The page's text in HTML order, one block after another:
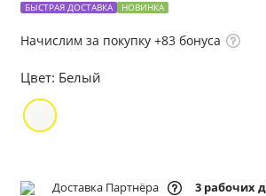
БЫСТРАЯ ДОСТАВКА НОВИНКА
Начислим за покупку +83 бонуса
Цвет: Белый
Доставка Партнёра 3 рабочих